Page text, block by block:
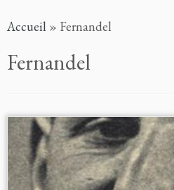
toAccueil » Fernandel
Fernandel